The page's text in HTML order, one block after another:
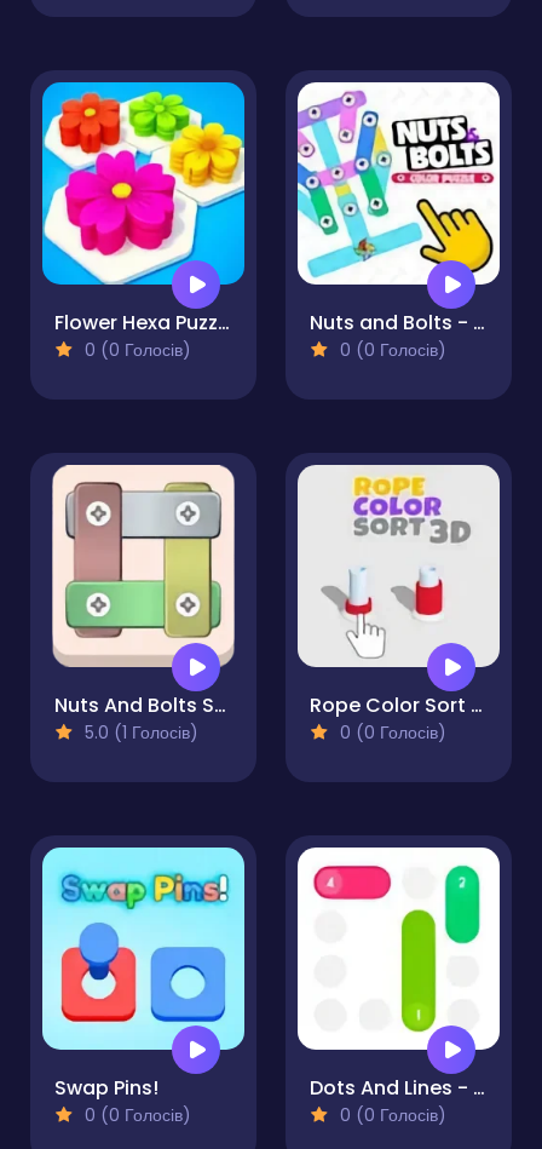
Flower Hexa Puzzle
0 (0 Голосів)
Nuts and Bolts - Color Puzzle
0 (0 Голосів)
Nuts And Bolts Screw Puzzle
5.0 (1 Голосів)
Rope Color Sort 3D
0 (0 Голосів)
Swap Pins!
0 (0 Голосів)
Dots And Lines - Puzzle
0 (0 Голосів)